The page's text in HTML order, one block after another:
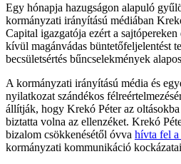
Egy hónapja hazugságon alapuló
kormányzati irányítású médiában
Capital igazgatója ezért a
kívül magánvádas büntetőfeljelentést
becsületsértés bűncselekmények
A kormányzati irányítású média és
nyilatkozat szándékos
állítják, hogy Krekó Péter az oltásokba
biztatta volna az ellenzéket. Krekó
bizalom csökkenésétől óvva hívta fel
kormányzati kommunikáció